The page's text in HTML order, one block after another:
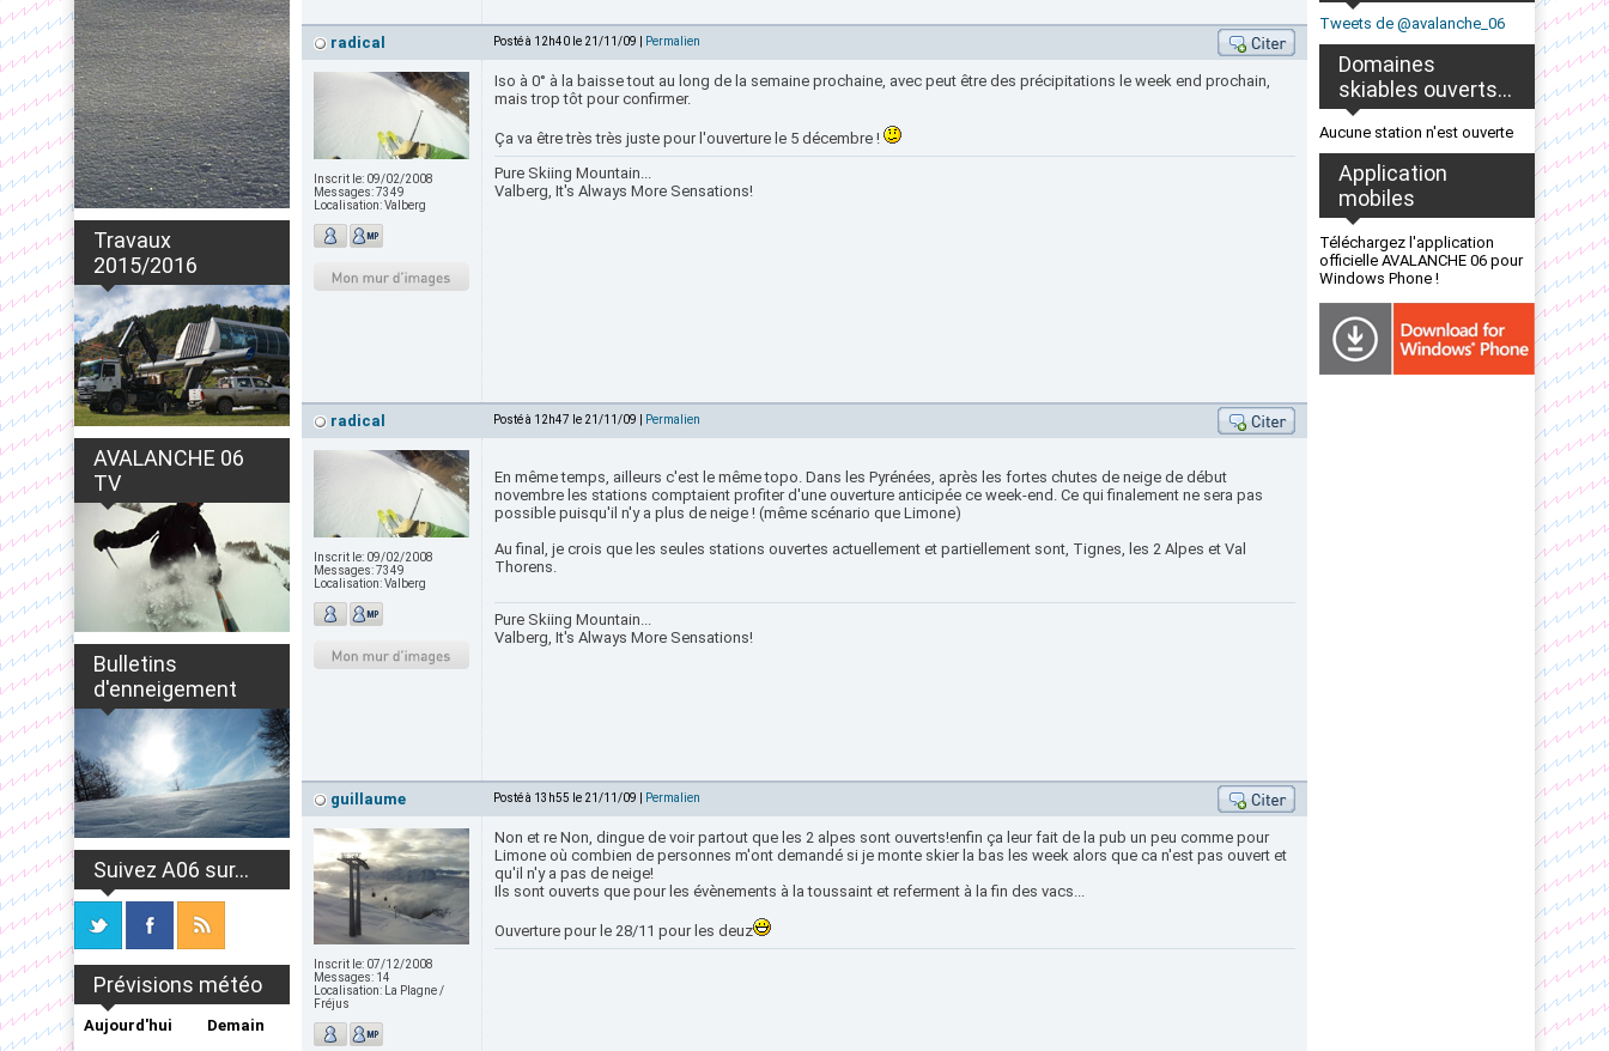
Travaux
2015/2016
AVALANCHE 06
TV
Bulletins
d'enneigement
Suivez A06 sur...
Prévisions météo
Aujourd'hui Demain
radical Posté à 12h40 le 21/11/09 | Permalien
Inscrit le: 09/02/2008
Messages:7349
Localisation:Valberg
Iso à 0° à la baisse tout au long de la semaine prochaine, avec peut être des précipitations le week end prochain,
mais trop tôt pour confirmer.
Ça va être très très juste pour l'ouverture le 5 décembre !
Pure Skiing Mountain...
Valberg, It's Always More Sensations!
radical Posté à 12h47 le 21/11/09 | Permalien
Inscrit le: 09/02/2008
Messages:7349
Localisation:Valberg
En même temps, ailleurs c'est le même topo. Dans les Pyrénées, après les fortes chutes de neige de début
novembre les stations comptaient profiter d'une ouverture anticipée ce week-end. Ce qui finalement ne sera pas
possible puisqu'il n'y a plus de neige ! (même scénario que Limone)
Au final, je crois que les seules stations ouvertes actuellement et partiellement sont, Tignes, les 2 Alpes et Val
Thorens.
Pure Skiing Mountain...
Valberg, It's Always More Sensations!
guillaume Posté à 13h55 le 21/11/09 | Permalien
Inscrit le: 07/12/2008
Messages: 14
Localisation:
La Plagne /
Fréjus
Non et re Non, dingue de voir partout que les 2 alpes sont ouverts!enfin ça leur fait de la pub un peu comme pour
Limone où combien de personnes m'ont demandé si je monte skier la bas les week alors que ca n'est pas ouvert et
qu'il n'y a pas de neige!
Ils sont ouverts que pour les évènements à la toussaint et referment à la fin des vacs...
Ouverture pour le 28/11 pour les deuz
Tweets de @avalanche_06
Domaines
skiables ouverts...
Aucune station n'est ouverte
Application
mobiles
Téléchargez l'application
officielle AVALANCHE 06 pour
Windows Phone !